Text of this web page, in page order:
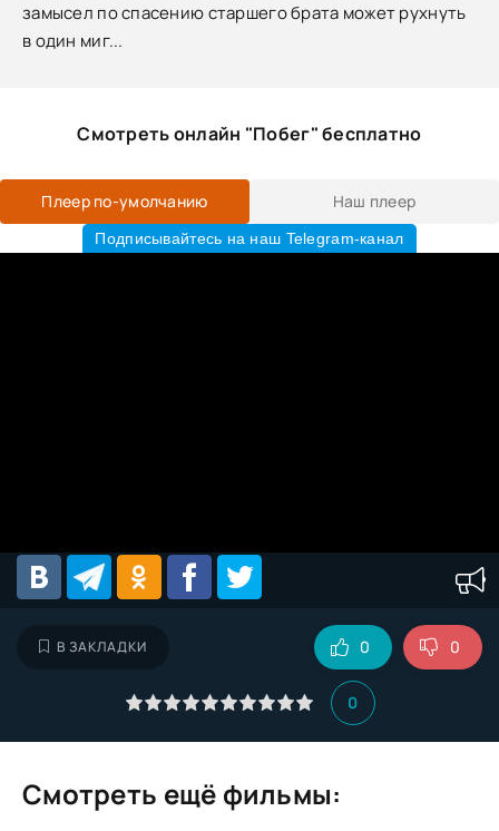
замысел по спасению старшего брата может рухнуть
в один миг...
Смотреть онлайн "Побег" бесплатно
Плеер по-умолчанию Наш плеер
Подписывайтесь на наш Telegram-канал
В ЗАКЛАДКИ
0
0 0
Смотреть ещё фильмы: